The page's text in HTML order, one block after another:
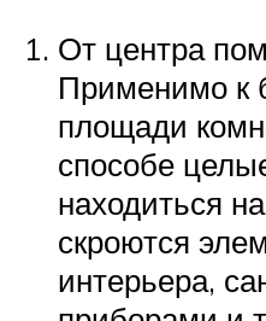
От центра
Применимо к
площади
способе
находиться
скроются
интерьера,